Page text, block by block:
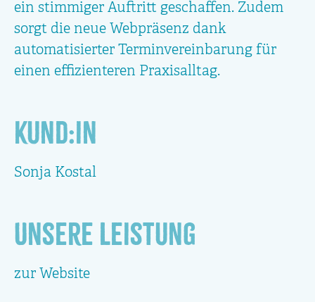
ein stimmiger Auftritt geschaffen. Zudem
sorgt die neue Webpräsenz dank
automatisierter Terminvereinbarung für
einen effizienteren Praxisalltag.
Kund:in
Sonja Kostal
Unsere Leistung
zur Website